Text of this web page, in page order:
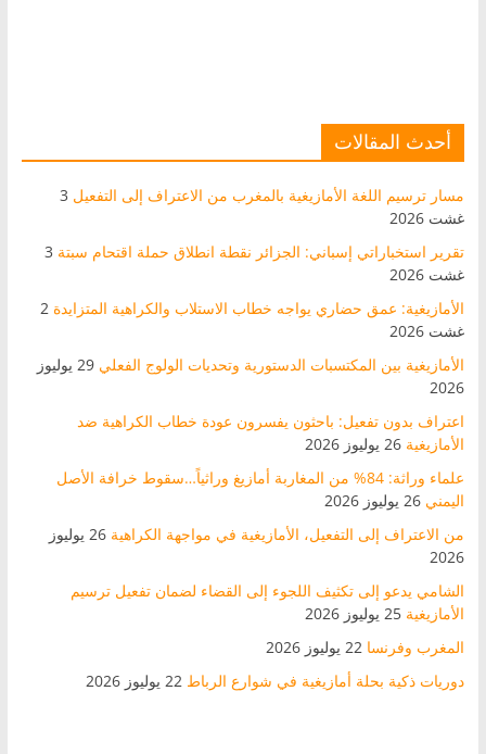
أحدث المقالات
مسار ترسيم اللغة الأمازيغية بالمغرب من الاعتراف إلى التفعيل 3
غشت 2026
تقرير استخباراتي إسباني: الجزائر نقطة انطلاق حملة اقتحام سبتة 3
غشت 2026
الأمازيغية: عمق حضاري يواجه خطاب الاستلاب والكراهية المتزايدة 2
غشت 2026
الأمازيغية بين المكتسبات الدستورية وتحديات الولوج الفعلي
29 يوليوز
2026
اعتراف بدون تفعيل: باحثون يفسرون عودة خطاب الكراهية ضد
الأمازيغية 26 يوليوز 2026
علماء وراثة: 84% من المغاربة أمازيغ وراثياً…سقوط خرافة الأصل
اليمني 26 يوليوز 2026
من الاعتراف إلى التفعيل، الأمازيغية في مواجهة الكراهية
26 يوليوز
2026
الشامي يدعو إلى تكثيف اللجوء إلى القضاء لضمان تفعيل ترسيم
الأمازيغية 25 يوليوز 2026
المغرب وفرنسا 22 يوليوز 2026
دوريات ذكية بحلة أمازيغية في شوارع الرباط 22 يوليوز 2026